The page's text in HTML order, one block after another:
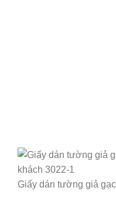
Giấy dán tường giả